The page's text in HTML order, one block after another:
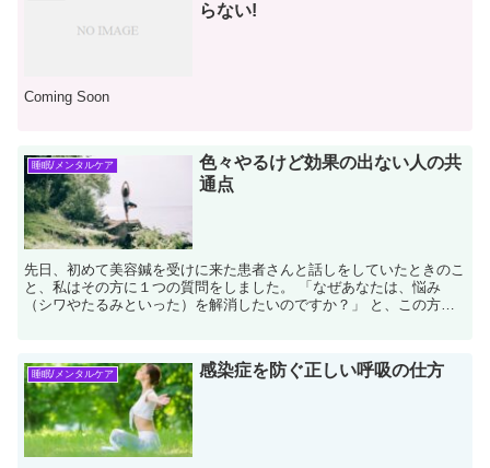
らない!
Coming Soon
睡眠/メンタルケア
色々やるけど効果の出ない人の共
通点
先日、初めて美容鍼を受けに来た患者さんと話しをしていたときのこ
と、私はその方に１つの質問をしました。 「なぜあなたは、悩み
（シワやたるみといった）を解消したいのですか？」 と、この方だ
睡眠/メンタルケア 感染症を防ぐ正しい呼吸の仕方